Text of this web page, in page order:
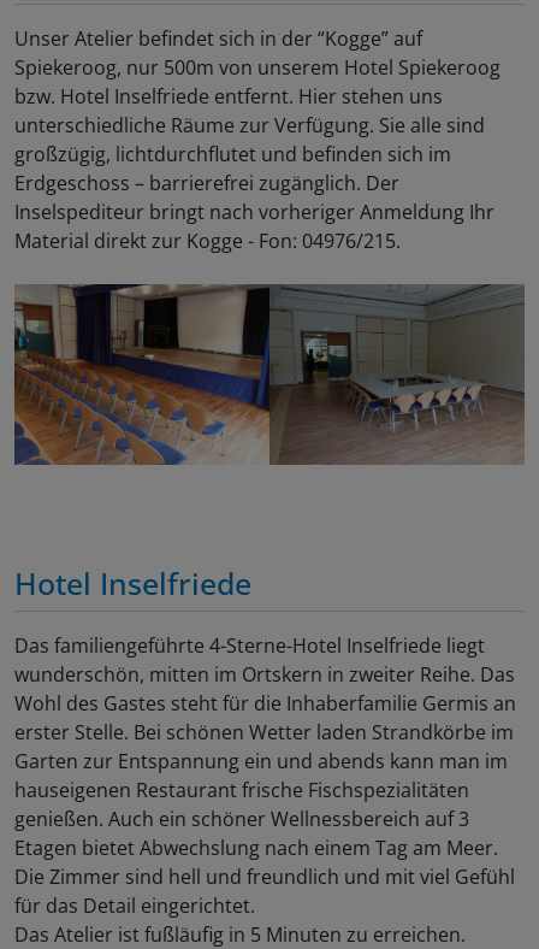
Unser Atelier befindet sich in der “Kogge” auf
Spiekeroog, nur 500m von unserem Hotel Spiekeroog
bzw. Hotel Inselfriede entfernt. Hier stehen uns
unterschiedliche Räume zur Verfügung. Sie alle sind
großzügig, lichtdurchflutet und befinden sich im
Erdgeschoss – barrierefrei zugänglich. Der
Inselspediteur bringt nach vorheriger Anmeldung Ihr
Material direkt zur Kogge - Fon: 04976/215.
Hotel Inselfriede
Das familiengeführte 4-Sterne-Hotel Inselfriede liegt
wunderschön, mitten im Ortskern in zweiter Reihe. Das
Wohl des Gastes steht für die Inhaberfamilie Germis an
erster Stelle. Bei schönen Wetter laden Strandkörbe im
Garten zur Entspannung ein und abends kann man im
hauseigenen Restaurant frische Fischspezialitäten
genießen. Auch ein schöner Wellnessbereich auf 3
Etagen bietet Abwechslung nach einem Tag am Meer.
Die Zimmer sind hell und freundlich und mit viel Gefühl
für das Detail eingerichtet.
Das Atelier ist fußläufig in 5 Minuten zu erreichen.